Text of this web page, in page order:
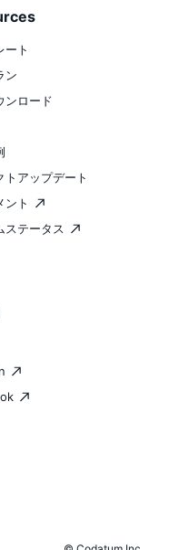
ート
ン
ンロード
トアップデート
ント
ステータス